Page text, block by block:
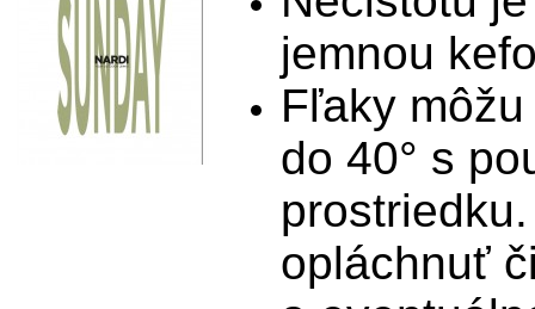
jemnou
Fľaky
do 40° s
opláchnuť